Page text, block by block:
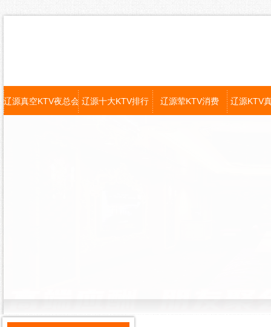
辽源真空KTV夜总会 辽源十大KTV排行 辽源荤KTV消费 辽源KTV